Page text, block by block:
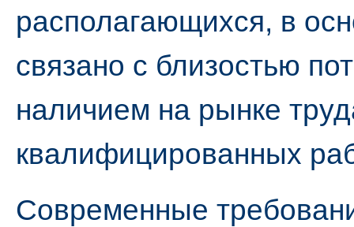
располагающихся, в
связано с близостью
наличием на рынке
квалифицированных
Современные